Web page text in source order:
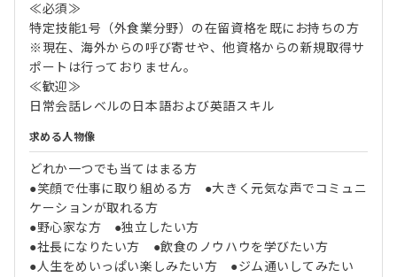
≪必須≫
特定技能1号（外食業分野）の在留資格を既にお持ちの方
※現在、海外からの呼び寄せや、他資格からの新規取得サ
ポートは行っておりません。
≪歓迎≫
日常会話レベルの日本語および英語スキル
求める人物像
どれか一つでも当てはまる方
●笑顔で仕事に取り組める方 ●大きく元気な声でコミュニ
ケーションが取れる方
●野心家な方 ●独立したい方
●社長になりたい方 ●飲食のノウハウを学びたい方
●人生をめいっぱい楽しみたい方 ●ジム通いしてみたい